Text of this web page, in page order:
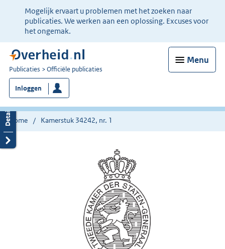
Ter
informatie:
Mogelijk ervaart u problemen met het zoeken naar
publicaties. We werken aan een oplossing. Excuses voor
het ongemak.
Menu
U
bent
nu
hier:
Publicaties Officiële publicaties
Inloggen
Home Kamerstuk 34242, nr. 1